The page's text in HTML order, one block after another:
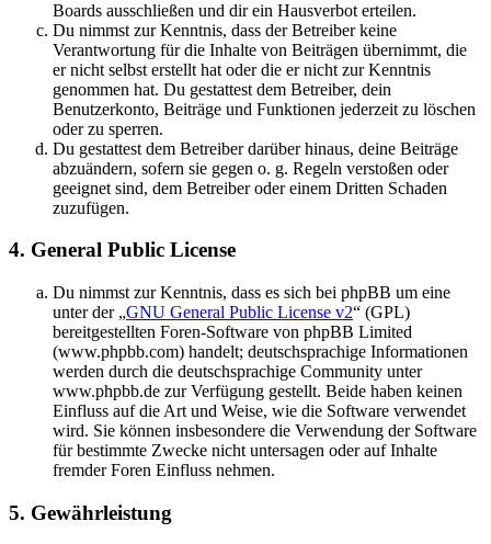
Boards ausschließen und dir ein Hausverbot erteilen.
Du nimmst zur Kenntnis, dass der Betreiber keine
Verantwortung für die Inhalte von Beiträgen übernimmt, die
er nicht selbst erstellt hat oder die er nicht zur Kenntnis
genommen hat. Du gestattest dem Betreiber, dein
Benutzerkonto, Beiträge und Funktionen jederzeit zu löschen
oder zu sperren.
Du gestattest dem Betreiber darüber hinaus, deine Beiträge
abzuändern, sofern sie gegen o. g. Regeln verstoßen oder
geeignet sind, dem Betreiber oder einem Dritten Schaden
zuzufügen.
4. General Public License
Du nimmst zur Kenntnis, dass es sich bei phpBB um eine
unter der „GNU General Public License v2“ (GPL)
bereitgestellten Foren-Software von phpBB Limited
(www.phpbb.com) handelt; deutschsprachige Informationen
werden durch die deutschsprachige Community unter
www.phpbb.de zur Verfügung gestellt. Beide haben keinen
Einfluss auf die Art und Weise, wie die Software verwendet
wird. Sie können insbesondere die Verwendung der Software
für bestimmte Zwecke nicht untersagen oder auf Inhalte
fremder Foren Einfluss nehmen.
5. Gewährleistung